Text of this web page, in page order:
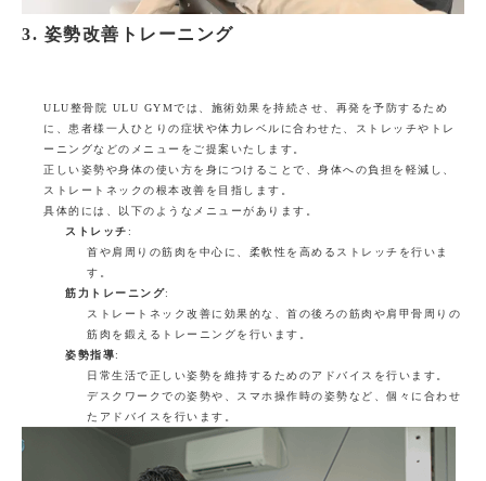
3. 姿勢改善トレーニング
ULU整骨院 ULU GYMでは、施術効果を持続させ、再発を予防するため
に、患者様一人ひとりの症状や体力レベルに合わせた、ストレッチやトレ
ーニングなどのメニューをご提案いたします。
正しい姿勢や身体の使い方を身につけることで、身体への負担を軽減し、
ストレートネックの根本改善を目指します。
具体的には、以下のようなメニューがあります。
ストレッチ :
首や肩周りの筋肉を中心に、柔軟性を高めるストレッチを行いま
す。
筋力トレーニング:
ストレートネック改善に効果的な、首の後ろの筋肉や肩甲骨周りの
筋肉を鍛えるトレーニングを行います。
姿勢指導:
日常生活で正しい姿勢を維持するためのアドバイスを行います。
デスクワークでの姿勢や、スマホ操作時の姿勢など、個々に合わせ
たアドバイスを行います。